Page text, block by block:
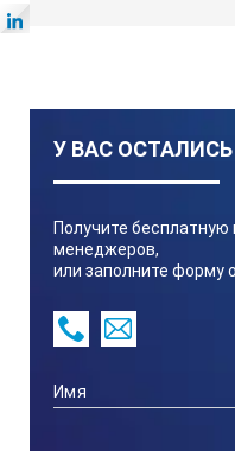
У ВАС
Получите
менеджеров,
или заполните форму